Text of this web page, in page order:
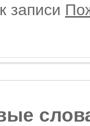
к записи